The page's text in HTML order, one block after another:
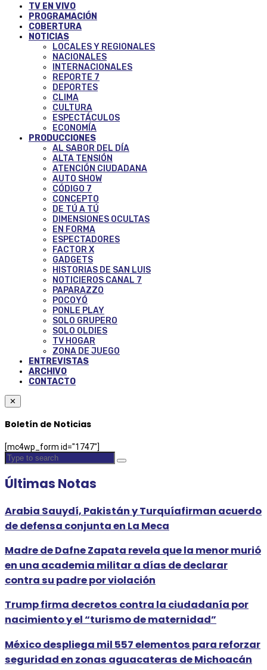
TV EN VIVO
PROGRAMACIÓN
COBERTURA
NOTICIAS
LOCALES Y REGIONALES
NACIONALES
INTERNACIONALES
REPORTE 7
DEPORTES
CLIMA
CULTURA
ESPECTÁCULOS
ECONOMÍA
PRODUCCIONES
AL SABOR DEL DÍA
ALTA TENSIÓN
ATENCIÓN CIUDADANA
AUTO SHOW
CÓDIGO 7
CONCEPTO
DE TÚ A TÚ
DIMENSIONES OCULTAS
EN FORMA
ESPECTADORES
FACTOR X
GADGETS
HISTORIAS DE SAN LUIS
NOTICIEROS CANAL 7
PAPARAZZO
POCOYÓ
PONLE PLAY
SOLO GRUPERO
SOLO OLDIES
TV HOGAR
ZONA DE JUEGO
ENTREVISTAS
ARCHIVO
CONTACTO
✕
Boletín de Noticias
[mc4wp_form id="1747"]
Últimas Notas
Arabia Sauydí, Pakistán y Turquíafirman acuerdo
de defensa conjunta en La Meca
Madre de Dafne Zapata revela que la menor murió
en una academia militar a días de declarar
contra su padre por violación
Trump firma decretos contra la ciudadanía por
nacimiento y el “turismo de maternidad”
México despliega mil 557 elementos para reforzar
seguridad en zonas aguacateras de Michoacán